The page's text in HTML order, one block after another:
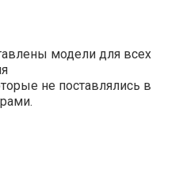
модели для всех
не поставлялись в